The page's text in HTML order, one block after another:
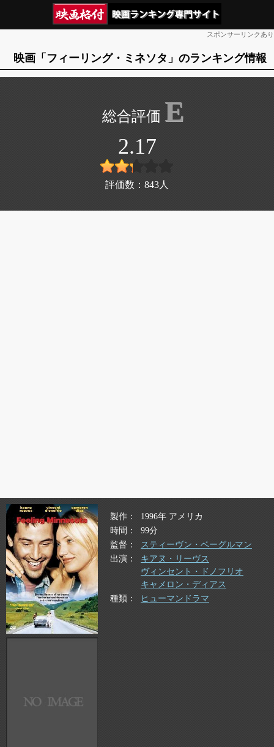
スポンサーリンクあり
映画「フィーリング・ミネソタ」のランキング情報
E
2.17
評価数： 843 人
製作
1996年 アメリカ
時間
99分
監督
スティーヴン・ベーグルマン
出演
キアヌ・リーヴス
ヴィンセント・ドノフリオ
キャメロン・ディアス
種類
ヒューマンドラマ